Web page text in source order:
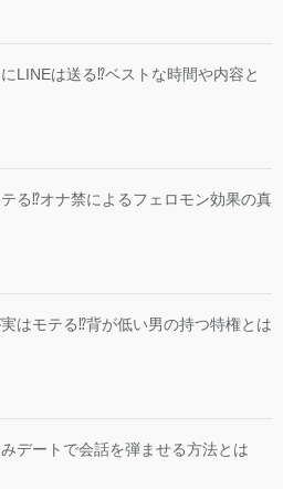
LINEは送る⁉︎ベストな時間や内容と
る⁉︎オナ禁によるフェロモン効果の真
はモテる⁉︎背が低い男の持つ特権とは
デートで会話を弾ませる方法とは